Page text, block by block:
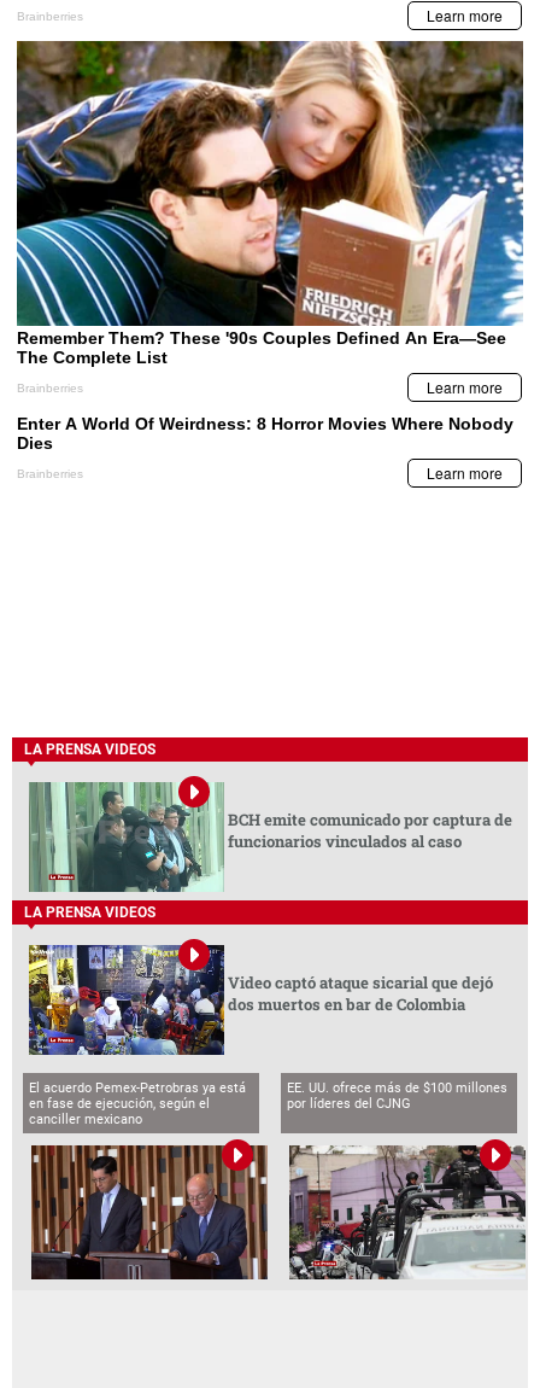
LA PRENSA VIDEOS
BCH emite comunicado por captura de
funcionarios vinculados al caso
LA PRENSA VIDEOS
Video captó ataque sicarial que dejó
dos muertos en bar de Colombia
El acuerdo Pemex-Petrobras ya está
en fase de ejecución, según el
canciller mexicano
EE. UU. ofrece más de $100 millones
por líderes del CJNG